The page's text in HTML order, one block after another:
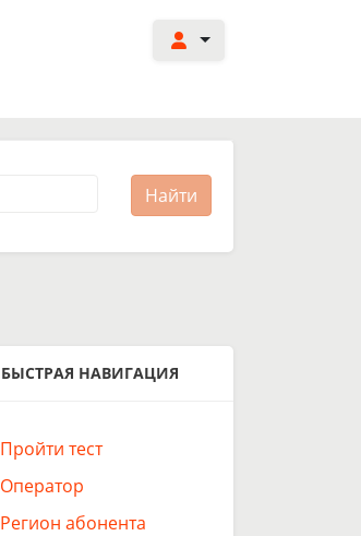
БЫСТРАЯ НАВИГАЦИЯ
Пройти тест
Оператор
Регион абонента